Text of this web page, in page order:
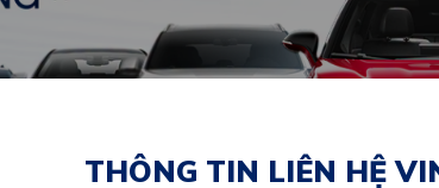
THÔNG TIN LIÊN HỆ